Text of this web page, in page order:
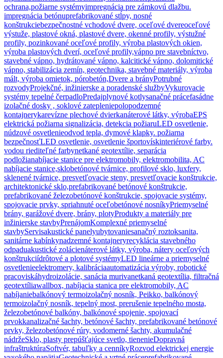
ochrana,požiarne systémyimpregnácia pre zámkovú dlažbu.
impregnácia betónuprefabrikované stĺpy, nosné
konštrukciebezpečnostné vchodové dvere, oceľové dvereoceľové
výstuže, plastové okná, plastové dvere, okenné profily, výstužné
profily, pozinkované oceľové profily, výroba plastových okien,
výroba plastových dverí, oceľové profily,vápno pre stavebníctvo,
stavebné vápno, hydrátované vápno, kalcitické vápno, dolomitické
vápno, stabilizácia zemín, geotechnika, stavebné materiály, výroba
mált, výroba omietok, pórobetón,Dvere a brányPotrubné
rozvodyProjekčné, inžinierske a poradenské službyVykurovacie
systémy tepelné čerpadloPredajplynové kotlysanačné prácefasádne
izolačné dosky , soklové zatepleniepolopodzemné
kontajnerykarevízne plechové dvierkanáterové látky, výrobaEPS
elektrická požiarna signalizácia, detekcia požiaruLED osvetlenie,
núdzové osvetlenieodvod tepla, dymové klapky. požiarna
bezpečnosťLED osvetlenie, osvetlenie športovískinteriérové farby.
vodou riediteľné farbynetkané geotextílie, separácia
podložianabíjacie stanice pre elektromobily, elektromobilita, AC
nabíjacie stanice,sklobetónové tvárnice, profilové sklo, luxfery,
sklenené tvárnice, presvetľovacie steny, presvetľovacie konštrukcie,
architektonické sklo,prefabrikované betónové konštrukcie,
prefabrikované železobetónové konštrukcie, spojovacie systémy,
spojovacie prvky, spriahnuté oceľobetónové nosníkyPriemyselné
brány, garážové dvere, brány, plotyProdukty a materiály pre
inžinierske stavbyPrenájomKomplexné priemyselné
stavbyServisakustické panelyubytovaniesanačný roztoksanita,
sanitárne kabínkynadzemné kontajneryrecyklácia stavebného
odpaduakustické zolácienáterové látky, výroba, nátery oceľových
konštrukciídrôtové a plotové systémyLED lineárne a priemyselné
osvetlenieelektromery, kalibráciaautomatizácia výroby, robotické
pracoviskáhydroizolácie, sanácia murivanetkaná geotextília, filtračná
geotextíliawallbox, nabíjacia stanica pre elektromobily, AC
nabíjaniebalkónový termoizolačný nosník, Peikko, balkónový
termoizolačný nosník, tepelný most, prerušenie tepelného mosta,
železobetónové balkóny, balkónové spojenie, spojovací
prvokkanalizačné šachty, betónové šachty, prefabrikované betónové
prvky, železobetónové rúry, vodomerné šachty, akumulačné
nádržeSklo, plasty prepúšťajúce svetlo, tienenieDopravná
infraštruktúraSoftvér, tabuľky a cenníkyRozvod elektrickej energie